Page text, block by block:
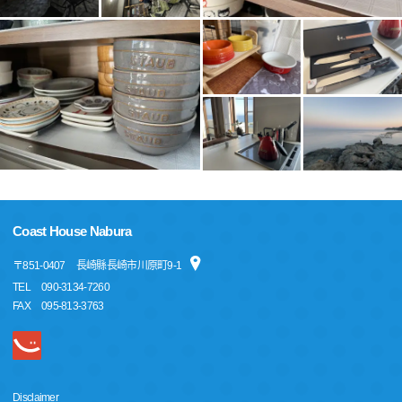
Coast House Nabura
〒851-0407
長崎縣長崎市川原町9-1
TEL
090-3134-7260
FAX
095-813-3763
Disclaimer